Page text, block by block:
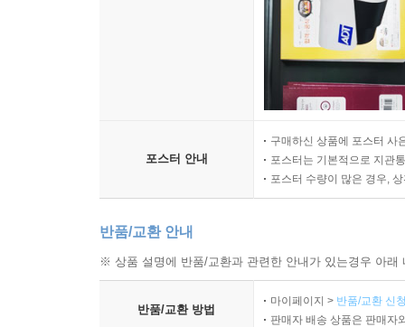
포스터 안내
구매하신 상품에 포스터 사
포스터는 기본적으로 지관
포스터 수량이 많은 경우,
반품/교환 안내
※ 상품 설명에 반품/교환과 관련한 안내가 있는경우 아
반품/교환 방법
마이페이지 > 반품/교환 신
판매자 배송 상품은 판매자